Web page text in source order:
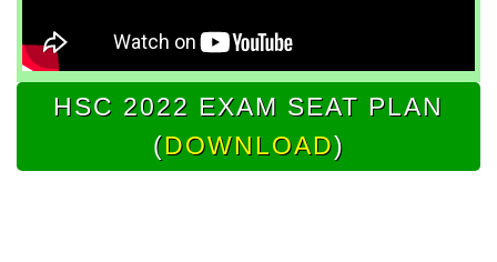
HSC 2022 EXAM SEAT PLAN
(DOWNLOAD)